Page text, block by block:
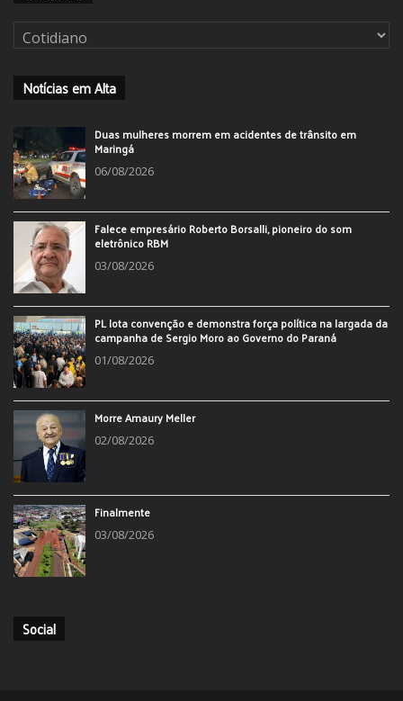
Categorias
Notícias em Alta
Duas mulheres morrem em acidentes de trânsito em
Maringá
06/08/2026
Falece empresário Roberto Borsalli, pioneiro do som
eletrônico RBM
03/08/2026
PL lota convenção e demonstra força política na largada da
campanha de Sergio Moro ao Governo do Paraná
01/08/2026
Morre Amaury Meller
02/08/2026
Finalmente
03/08/2026
Social